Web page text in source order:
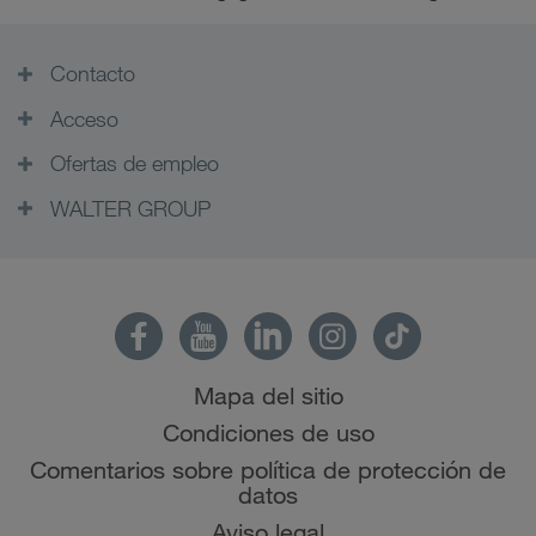
Contacto
Acceso
Ofertas de empleo
WALTER GROUP
Mapa del sitio
Condiciones de uso
Comentarios sobre política de protección de
datos